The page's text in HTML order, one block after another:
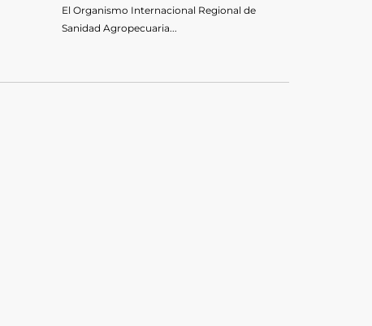
El Organismo Internacional Regional de
Sanidad Agropecuaria...